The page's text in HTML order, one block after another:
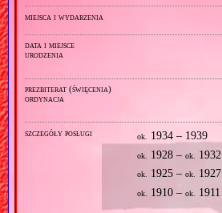
miejsca i wydarzenia
data i miejsce
urodzenia
prezbiterat (święcenia)
ordynacja
szczegóły posługi ok. 1934 – 1939
ok. 1928 –ok. 1932
ok. 1925 –ok. 1927
ok. 1910 –ok. 1911